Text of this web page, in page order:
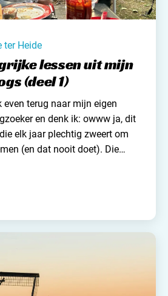
Heide
lessen uit mijn
(deel 1)
even terug naar mijn eigen
en denk ik: owww ja, dit
elk jaar plechtig zweert om
(en dat nooit doet). Die
comfort niet belangrijk is,
van een lekker bed en weinig
een Q&A. Nou ja, niet een
heeft me geïnterviewd, maar
met mezelf in gesprek.
en antwoorden waar jij